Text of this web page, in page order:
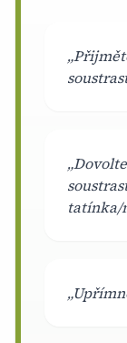
tatínka/